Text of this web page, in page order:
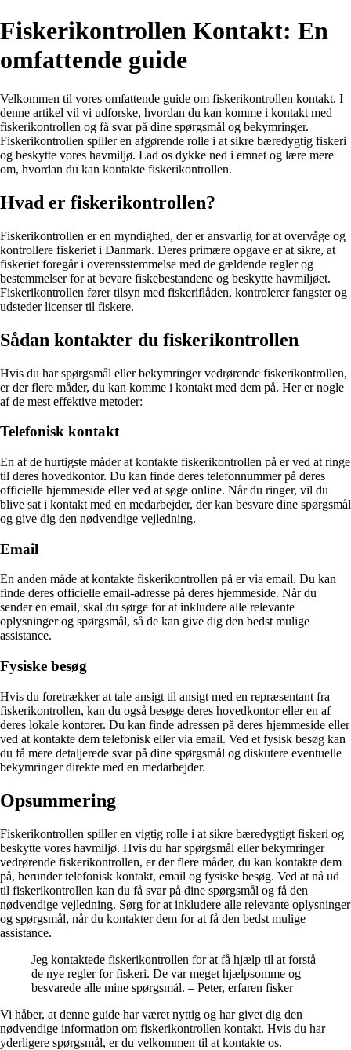
Fiskerikontrollen Kontakt: En
omfattende guide
Velkommen til vores omfattende guide om fiskerikontrollen kontakt. I
denne artikel vil vi udforske, hvordan du kan komme i kontakt med
fiskerikontrollen og få svar på dine spørgsmål og bekymringer.
Fiskerikontrollen spiller en afgørende rolle i at sikre bæredygtig fiskeri
og beskytte vores havmiljø. Lad os dykke ned i emnet og lære mere
om, hvordan du kan kontakte fiskerikontrollen.
Hvad er fiskerikontrollen?
Fiskerikontrollen er en myndighed, der er ansvarlig for at overvåge og
kontrollere fiskeriet i Danmark. Deres primære opgave er at sikre, at
fiskeriet foregår i overensstemmelse med de gældende regler og
bestemmelser for at bevare fiskebestandene og beskytte havmiljøet.
Fiskerikontrollen fører tilsyn med fiskeriflåden, kontrolerer fangster og
udsteder licenser til fiskere.
Sådan kontakter du fiskerikontrollen
Hvis du har spørgsmål eller bekymringer vedrørende fiskerikontrollen,
er der flere måder, du kan komme i kontakt med dem på. Her er nogle
af de mest effektive metoder:
Telefonisk kontakt
En af de hurtigste måder at kontakte fiskerikontrollen på er ved at ringe
til deres hovedkontor. Du kan finde deres telefonnummer på deres
officielle hjemmeside eller ved at søge online. Når du ringer, vil du
blive sat i kontakt med en medarbejder, der kan besvare dine spørgsmål
og give dig den nødvendige vejledning.
Email
En anden måde at kontakte fiskerikontrollen på er via email. Du kan
finde deres officielle email-adresse på deres hjemmeside. Når du
sender en email, skal du sørge for at inkludere alle relevante
oplysninger og spørgsmål, så de kan give dig den bedst mulige
assistance.
Fysiske besøg
Hvis du foretrækker at tale ansigt til ansigt med en repræsentant fra
fiskerikontrollen, kan du også besøge deres hovedkontor eller en af
deres lokale kontorer. Du kan finde adressen på deres hjemmeside eller
ved at kontakte dem telefonisk eller via email. Ved et fysisk besøg kan
du få mere detaljerede svar på dine spørgsmål og diskutere eventuelle
bekymringer direkte med en medarbejder.
Opsummering
Fiskerikontrollen spiller en vigtig rolle i at sikre bæredygtigt fiskeri og
beskytte vores havmiljø. Hvis du har spørgsmål eller bekymringer
vedrørende fiskerikontrollen, er der flere måder, du kan kontakte dem
på, herunder telefonisk kontakt, email og fysiske besøg. Ved at nå ud
til fiskerikontrollen kan du få svar på dine spørgsmål og få den
nødvendige vejledning. Sørg for at inkludere alle relevante oplysninger
og spørgsmål, når du kontakter dem for at få den bedst mulige
assistance.
Jeg kontaktede fiskerikontrollen for at få hjælp til at forstå
de nye regler for fiskeri. De var meget hjælpsomme og
besvarede alle mine spørgsmål. – Peter, erfaren fisker
Vi håber, at denne guide har været nyttig og har givet dig den
nødvendige information om fiskerikontrollen kontakt. Hvis du har
yderligere spørgsmål, er du velkommen til at kontakte os.